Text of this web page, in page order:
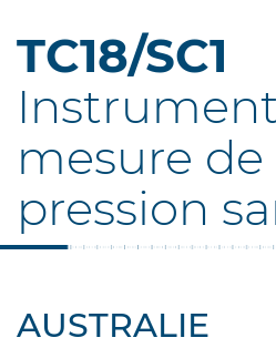
TC18/SC1
mesure de
pression
AUSTRALIE